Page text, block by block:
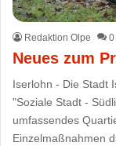
Redaktion Olpe 0
Neues zum
Iserlohn - Die Stadt
"Soziale Stadt -
umfassendes
Einzelmaßnahmen